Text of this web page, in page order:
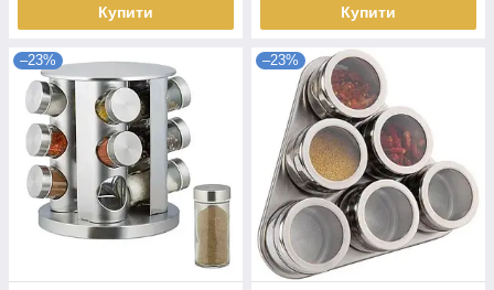
Купити Купити
–23% –23%